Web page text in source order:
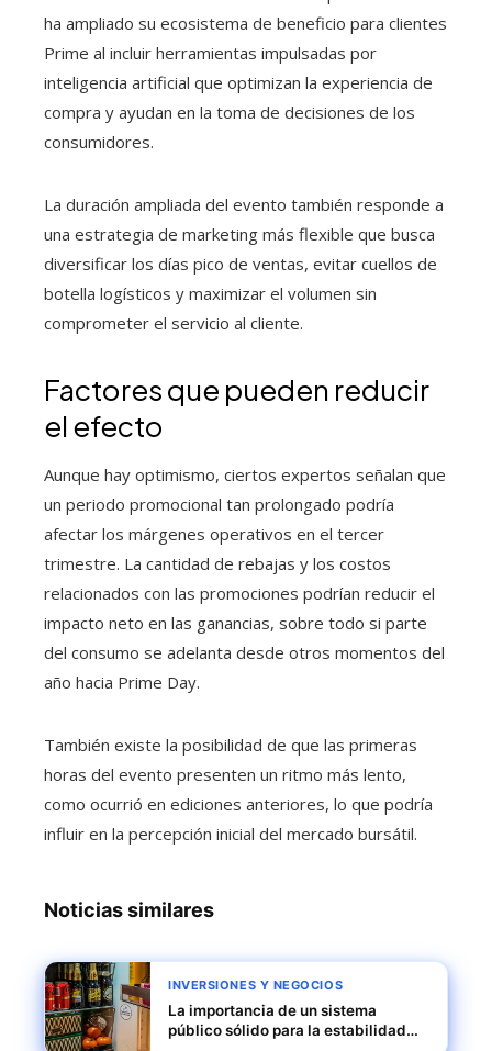
ha ampliado su ecosistema de beneficio para clientes
Prime al incluir herramientas impulsadas por
inteligencia artificial que optimizan la experiencia de
compra y ayudan en la toma de decisiones de los
consumidores.
La duración ampliada del evento también responde a
una estrategia de marketing más flexible que busca
diversificar los días pico de ventas, evitar cuellos de
botella logísticos y maximizar el volumen sin
comprometer el servicio al cliente.
Factores que pueden reducir
el efecto
Aunque hay optimismo, ciertos expertos señalan que
un periodo promocional tan prolongado podría
afectar los márgenes operativos en el tercer
trimestre. La cantidad de rebajas y los costos
relacionados con las promociones podrían reducir el
impacto neto en las ganancias, sobre todo si parte
del consumo se adelanta desde otros momentos del
año hacia Prime Day.
También existe la posibilidad de que las primeras
horas del evento presenten un ritmo más lento,
como ocurrió en ediciones anteriores, lo que podría
influir en la percepción inicial del mercado bursátil.
Noticias similares
INVERSIONES Y NEGOCIOS
La importancia de un sistema
público sólido para la estabilidad